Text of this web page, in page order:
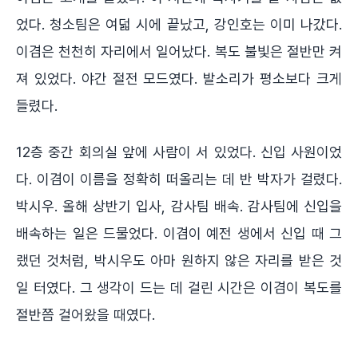
었다. 청소팀은 여덟 시에 끝났고, 강인호는 이미 나갔다.
이겸은 천천히 자리에서 일어났다. 복도 불빛은 절반만 켜
져 있었다. 야간 절전 모드였다. 발소리가 평소보다 크게
들렸다.
12층 중간 회의실 앞에 사람이 서 있었다. 신입 사원이었
다. 이겸이 이름을 정확히 떠올리는 데 반 박자가 걸렸다.
박시우. 올해 상반기 입사, 감사팀 배속. 감사팀에 신입을
배속하는 일은 드물었다. 이겸이 예전 생에서 신입 때 그
랬던 것처럼, 박시우도 아마 원하지 않은 자리를 받은 것
일 터였다. 그 생각이 드는 데 걸린 시간은 이겸이 복도를
절반쯤 걸어왔을 때였다.